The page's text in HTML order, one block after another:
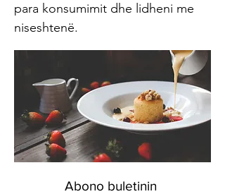
para konsumimit dhe lidheni me
niseshtenë.
Abono buletinin